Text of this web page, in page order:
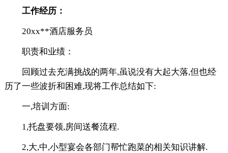
工作经历：
20xx**酒店服务员
职责和业绩：
回顾过去充满挑战的两年,虽说没有大起大落,但也经
历了一些波折和困难,现将工作总结如下:
一,培训方面:
1,托盘要领,房间送餐流程.
2,大,中,小型宴会各部门帮忙跑菜的相关知识讲解.